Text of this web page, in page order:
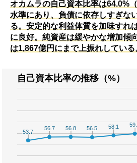
オカムラの自己資本比率は64.0%
水準にあり、負債に依存しすぎな
る。安定的な利益体質を加味すれ
に良好。純資産は緩やかな増加傾
は1,867億円にまで上振れしている
自己資本比率の推移（%）
53.7
53.7
56.7
56.7 56.8
56.8 56.5
56.5 58.1
58.1